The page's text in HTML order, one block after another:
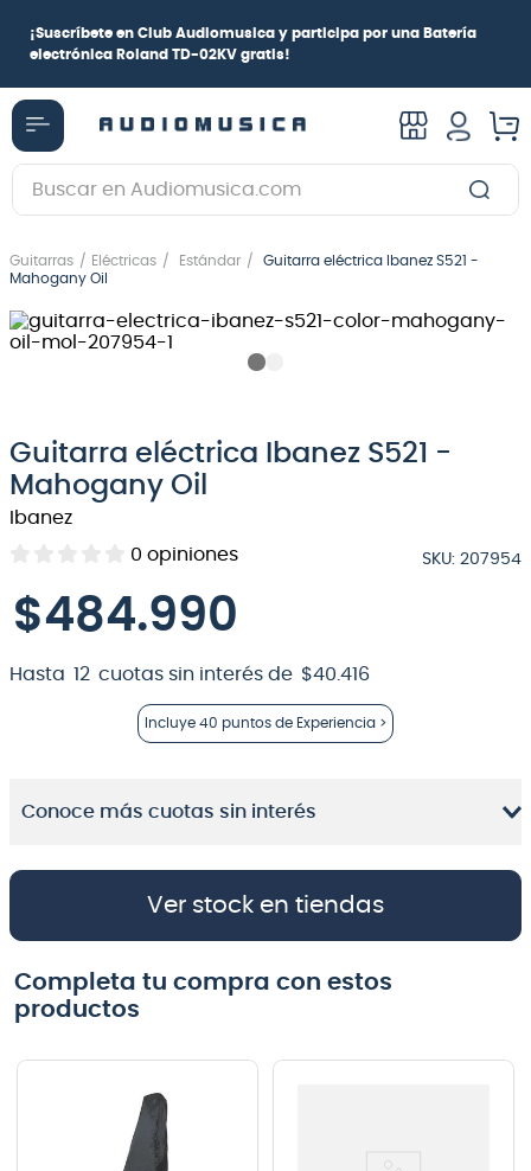
¡Suscríbete en Club Audiomusica y participa por una Batería
electrónica Roland TD-02KV gratis!
Buscar en Audiomusica.com
Guitarras Eléctricas Estándar
Guitarra eléctrica Ibanez S521 -
Mahogany Oil
Guitarra eléctrica Ibanez S521 -
Mahogany Oil
Ibanez
0 opiniones SKU: 207954
$484.990
Hasta 12 cuotas sin interés de $40 416
Incluye 40 puntos de Experiencia >
Conoce más cuotas sin interés
Ver stock en tiendas
Completa tu compra con estos
productos
1.
guitarra electrica
2.
bajo
5 .
pioneerdj
6.
guitarra
7
bateria
9
micrófono